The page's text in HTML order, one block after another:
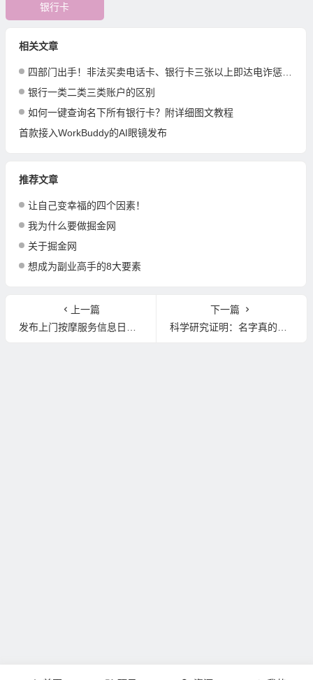
银行卡
相关文章
四部门出手！非法买卖电话卡、银行卡三张以上即达电诈惩戒标准
银行一类二类三类账户的区别
如何一键查询名下所有银行卡？附详细图文教程
首款接入WorkBuddy的AI眼镜发布
推荐文章
让自己变幸福的四个因素！
我为什么要做掘金网
关于掘金网
想成为副业高手的8大要素
上一篇
发布上门按摩服务信息日赚万元？揭秘美女上门服务骗局
下一篇
科学研究证明：名字真的能影响一个人的未来！